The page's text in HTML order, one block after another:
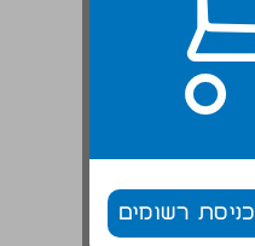
כניסת רשומים